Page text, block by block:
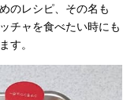
のレシピ、その名も
チャを食べたい時にも
す。